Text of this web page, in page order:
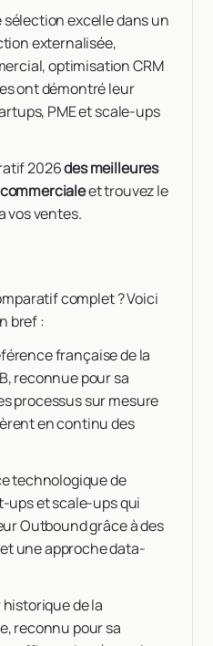
excelle dans un
externalisée,
optimisation CRM
ont démontré leur
PME et scale-ups
2026des meilleures
et trouvez le
vos ventes.
complet ? Voici
bref :
française de la
reconnue pour sa
processus sur mesure
en continu des
technologique de
ups et scale-ups qui
Outbound grâce à des
une approche data-
historique de la
reconnu pour sa